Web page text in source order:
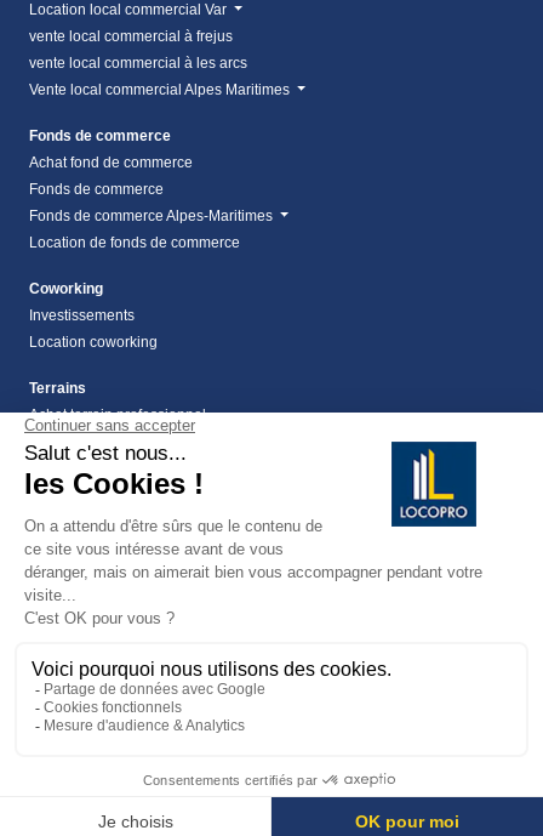
Location local commercial Var
vente local commercial à frejus
vente local commercial à les arcs
Vente local commercial Alpes Maritimes
Fonds de commerce
Achat fond de commerce
Fonds de commerce
Fonds de commerce Alpes-Maritimes
Location de fonds de commerce
Coworking
Investissements
Location coworking
Terrains
Achat terrain professionnel
location de terrain Alpes Maritimes (06)
Maritimes (06)
Terrains
Vente terrain Alpes maritimes (06)
vente terrains à montauroux
Avis
Mentions légales• © Locopro